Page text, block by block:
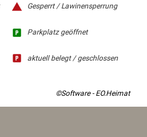
Gesperrt / Lawinensperrung
Parkplatz geöffnet
aktuell belegt / geschlossen
©Software - EO.Heimat